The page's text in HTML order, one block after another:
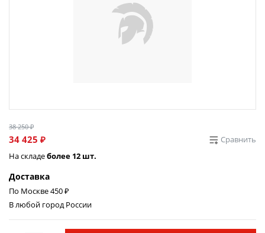
38 250 ₽
34 425 ₽
Сравнить
На складеболее 12 шт.
Доставка
По Москве 450 ₽
В любой город России